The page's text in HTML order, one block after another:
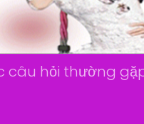
câu hỏi thường